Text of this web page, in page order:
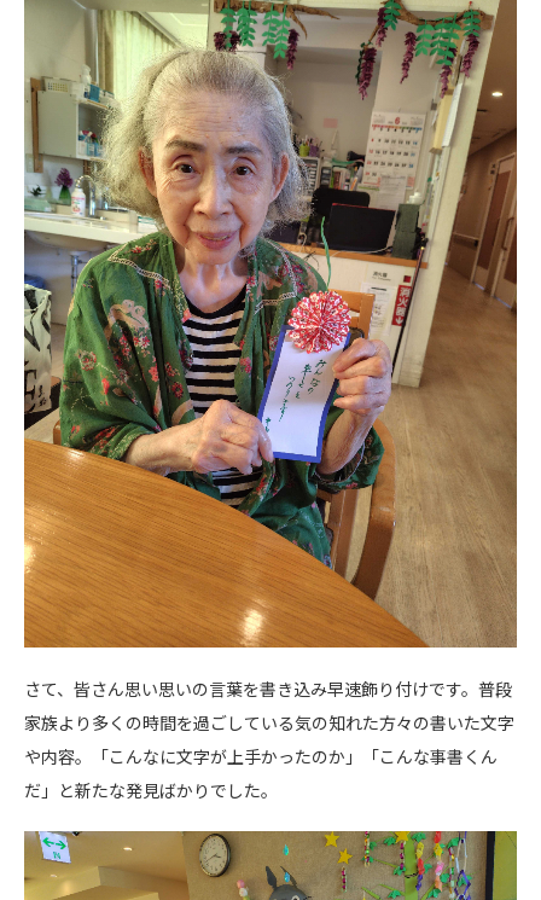
さて、皆さん思い思いの言葉を書き込み早速飾り付けです。普段
家族より多くの時間を過ごしている気の知れた方々の書いた文字
や内容。「こんなに文字が上手かったのか」「こんな事書くん
だ」と新たな発見ばかりでした。